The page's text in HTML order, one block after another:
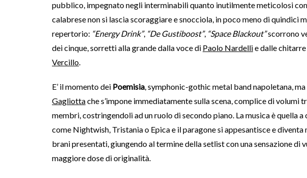
pubblico, impegnato negli interminabili quanto inutilmente meticolosi
calabrese non si lascia scoraggiare e snocciola, in poco meno di quindici
repertorio: “Energy Drink”, “De Gustiboost”, “Space Blackout”scorrono
dei cinque, sorretti alla grande dalla voce di Paolo Nardellie dalle
Vercillo.
E’ il momento dei Poemisia, symphonic-gothic metal band napoletana,
Gagliottache s’impone immediatamente sulla scena, complice di
membri, costringendoli ad un ruolo di secondo piano. La musica è quella
come Nightwish, Tristania o Epica e il paragone si appesantisce e
brani presentati, giungendo al termine della setlist con una sensazione di
maggiore dose di originalità.